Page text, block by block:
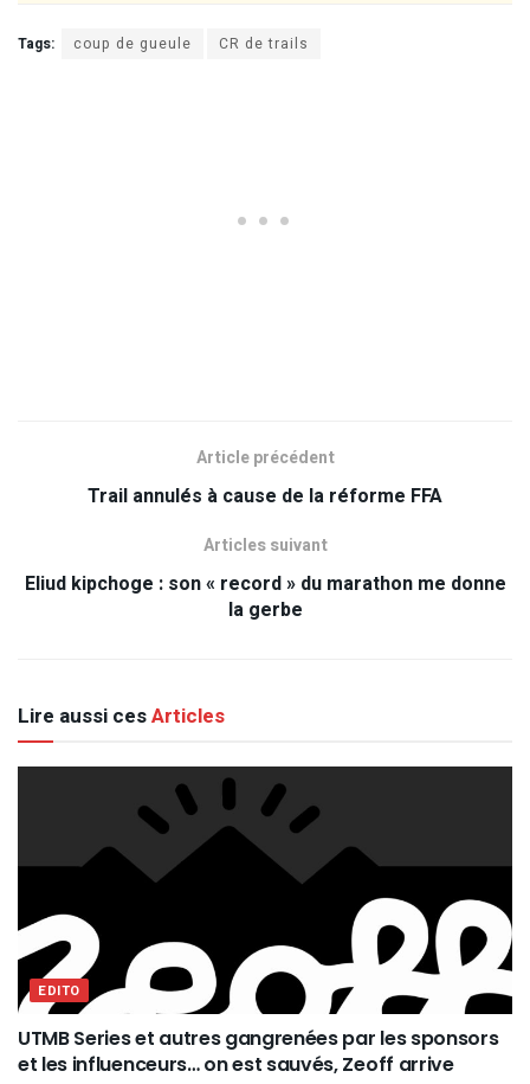
Tags: coup de gueule CR de trails
Article précédent
Trail annulés à cause de la réforme FFA
Articles suivant
Eliud kipchoge : son « record » du marathon me donne
la gerbe
Lire aussi cesArticles
EDITO
UTMB Series et autres gangrenées par les sponsors
et les influenceurs… on est sauvés, Zeoff arrive